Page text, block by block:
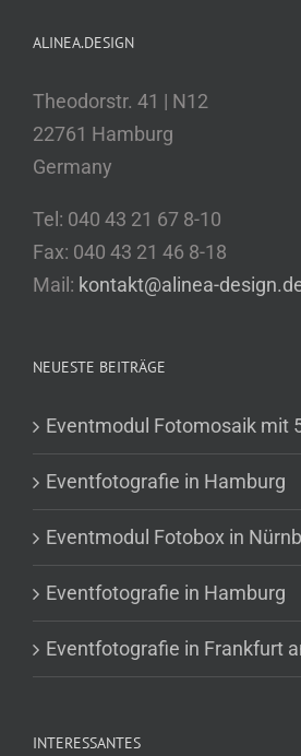
ALINEA.DESIGN
Theodorstr. 41 | N12
22761 Hamburg
Germany
Tel: 040 43 21 67 8-10
Fax: 040 43 21 46 8-18
Mail: kontakt@alinea-
NEUESTE BEITRÄGE
Eventmodul Fotomosaik mit
Eventfotografie in Hamburg
Eventmodul Fotobox in
Eventfotografie in Hamburg
Eventfotografie in Frankfurt
INTERESSANTES